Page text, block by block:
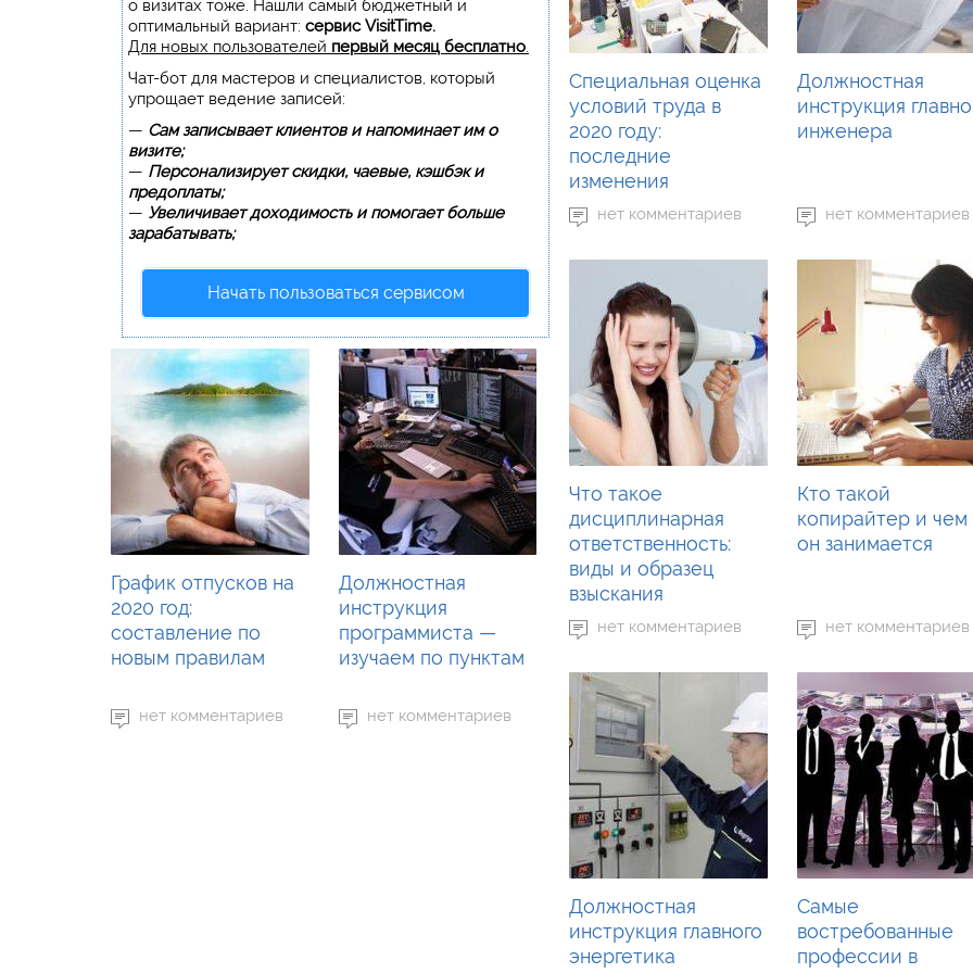
о визитах тоже. Нашли самый бюджетный и
оптимальный вариант: сервис VisitTime.
Для новых пользователей первый месяц бесплатно.
Чат-бот для мастеров и специалистов, который
упрощает ведение записей:
— Сам записывает клиентов и напоминает им о
визите;
— Персонализирует скидки, чаевые, кэшбэк и
предоплаты;
— Увеличивает доходимость и помогает больше
зарабатывать;
Начать пользоваться сервисом
График отпусков на
2020 год:
составление по
новым правилам
нет комментариев
Должностная
инструкция
программиста —
изучаем по пунктам
нет комментариев
Специальная оценка
условий труда в
2020 году:
последние
изменения
нет комментариев
Должностная
инструкция
инженера
нет комментариев
Что такое
дисциплинарная
ответственность:
виды и образец
взыскания
нет комментариев
Кто такой
копирайтер и чем
он занимается
нет комментариев
Должностная
инструкция главного
энергетика
Самые
востребованные
профессии в